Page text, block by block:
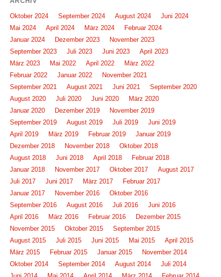
Oktober 2024 September 2024 August 2024
Juni 2024
Mai 2024
April 2024 März 2024
Februar 2024
Januar 2024
Dezember 2023
November 2023
September 2023
Juli 2023 Juni 2023
April 2023
März 2023
Mai 2022 April 2022
März 2022
Februar 2022
Januar 2022
November 2021
September 2021
August 2021 Juni 2021
September 2020
August 2020
Juli 2020 Juni 2020
März 2020
Januar 2020
Dezember 2019
November 2019
September 2019
August 2019 Juli 2019
Juni 2019
April 2019
März 2019 Februar 2019
Januar 2019
Dezember 2018
November 2018
Oktober 2018
August 2018
Juni 2018 April 2018
Februar 2018
Januar 2018
November 2017 Oktober 2017
August 2017
Juli 2017
Juni 2017 März 2017
Februar 2017
Januar 2017
November 2016
Oktober 2016
September 2016
August 2016 Juli 2016
Juni 2016
April 2016
März 2016 Februar 2016
Dezember 2015
November 2015
Oktober 2015
September 2015
August 2015
Juli 2015 Juni 2015 Mai 2015
April 2015
März 2015
Februar 2015 Januar 2015
November 2014
Oktober 2014
September 2014 August 2014
Juli 2014